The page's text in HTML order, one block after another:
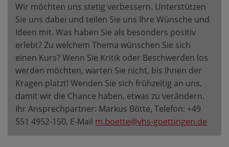
Wir möchten uns stetig verbessern. Unterstützen
Sie uns dabei und teilen Sie uns Ihre Wünsche und
Ideen mit. Was haben Sie als besonders positiv
erlebt? Zu welchem Thema wünschen Sie sich
einen Kurs? Wenn Sie Kritik oder Beschwerden los
werden möchten, warten Sie nicht, bis Ihnen der
Kragen platzt! Wenden Sie sich frühzeitig an uns,
damit wir die Chance haben, etwas zu verändern.
Ihr Ansprechpartner: Markus Bötte, Telefon: +49
551 4952-150, E-Mail m.boette@vhs-goettingen.de